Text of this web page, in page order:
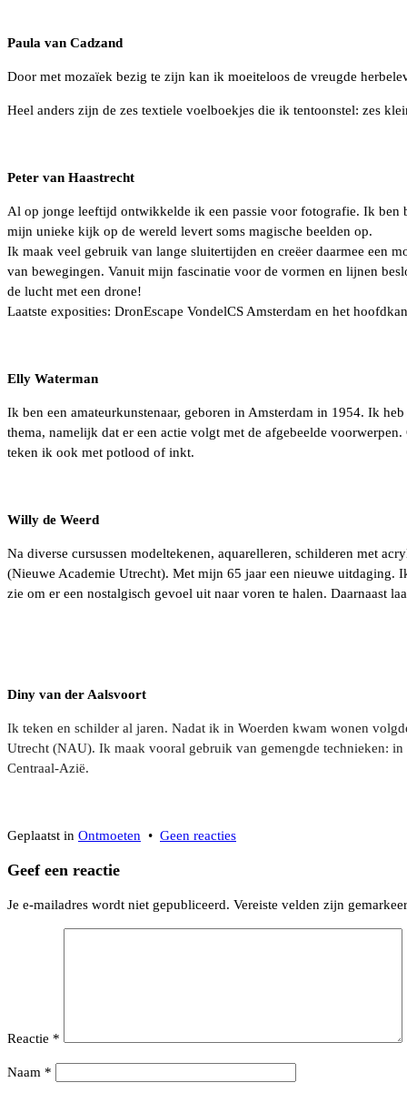
Paula van Cadzand
Door met mozaïek bezig te zijn kan ik moeiteloos de vreugde
Heel anders zijn de zes textiele voelboekjes die ik tentoonstel: zes
Peter van Haastrecht
Al op jonge leeftijd ontwikkelde ik een passie voor fotografie. Ik ben
mijn unieke kijk op de wereld levert soms magische beelden op.
Ik maak veel gebruik van lange sluitertijden en creëer daarmee een
van bewegingen. Vanuit mijn fascinatie voor de vormen en lijnen
de lucht met een drone!
Laatste exposities: DronEscape VondelCS Amsterdam en het
Elly Waterman
Ik ben een amateurkunstenaar, geboren in Amsterdam in 1954. Ik
thema, namelijk dat er een actie volgt met de afgebeelde
teken ik ook met potlood of inkt.
Willy de Weerd
Na diverse cursussen modeltekenen, aquarelleren, schilderen met
(Nieuwe Academie Utrecht). Met mijn 65 jaar een nieuwe
zie om er een nostalgisch gevoel uit naar voren te halen. Daarnaast
Diny van der Aalsvoort
Ik teken en schilder al jaren. Nadat ik in Woerden kwam wonen
Utrecht (NAU). Ik maak vooral gebruik van gemengde technieken:
Centraal-Azië.
Geplaatst in Ontmoeten • Geen reactiesop
Geef een reactie
Je e-mailadres wordt niet gepubliceerd. Vereiste velden zijn
Reactie *
Naam *